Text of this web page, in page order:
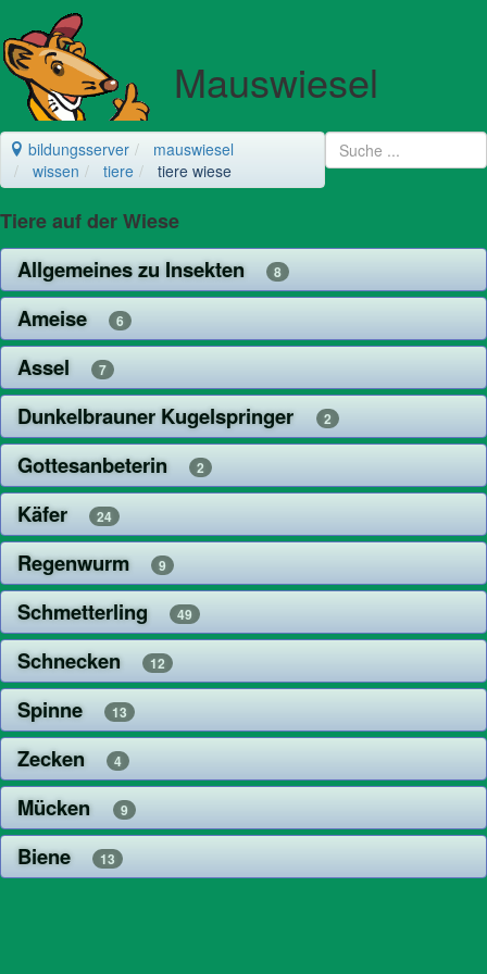
Mauswiesel
bildungsserver
mauswiesel
wissen
tiere tiere wiese
Tiere auf der Wiese
Allgemeines zu Insekten 8
Ameise 6
Assel 7
Dunkelbrauner Kugelspringer 2
Gottesanbeterin 2
Käfer 24
Regenwurm 9
Schmetterling 49
Schnecken 12
Spinne 13
Zecken 4
Mücken 9
Biene 13